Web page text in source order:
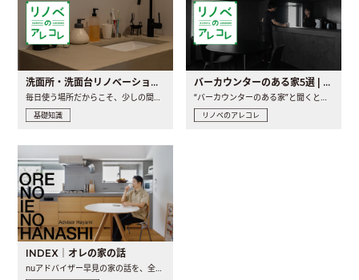
洗面所・洗面台リノベーションの事例と間取りアイデア
毎日使う場所だからこそ、少しの間取りの工夫や素材の選び方で..
基礎知識
バーカウンターのある家5選 | 日常に馴染む“距離の近い”キッチンとは
“バーカウンターのある家”と聞くと、少し特別な、大人のための..
リノベのアレコレ
INDEX｜オレの家の話
nuアドバイザー早見の家の話を、全4話でお届け。リノベーションを..